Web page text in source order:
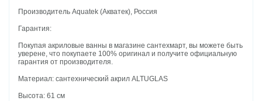
Производитель Aquatek (Акватек), Россия
Гарантия:
Покупая акриловые ванны в магазине сантехмарт, вы можете быть
уверене, что покупаете 100% оригинал и получите официальную
гарантия от производителя.
Материал: сантехнический акрил ALTUGLAS
Высота: 61 см